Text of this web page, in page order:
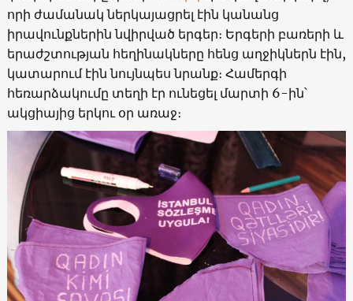
որի ժամանակ ներկայացրել էին կանանց
իրավունքներին նվիրված երգեր։ Երգերի բառերի և
երաժշտության հեղինակները հենց աղջիկներն էին,
կատարում էին նույնպես նրանք։ Համերգի
հեռարձակումը տեղի էր ունեցել մարտի 6-ին՝
ակցիայից երկու օր առաջ։